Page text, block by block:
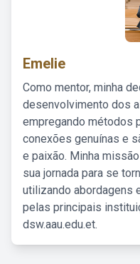
Emelie
Como mentor, minha
desenvolvimento dos
empregando métodos
conexões genuínas e
e paixão. Minha
sua jornada para se
utilizando abordagens
pelas principais
dsw.aau.edu.et.